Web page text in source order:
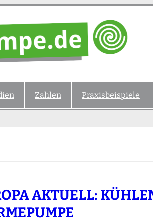
Zahlen Praxisbeispiele
AKTUELL: